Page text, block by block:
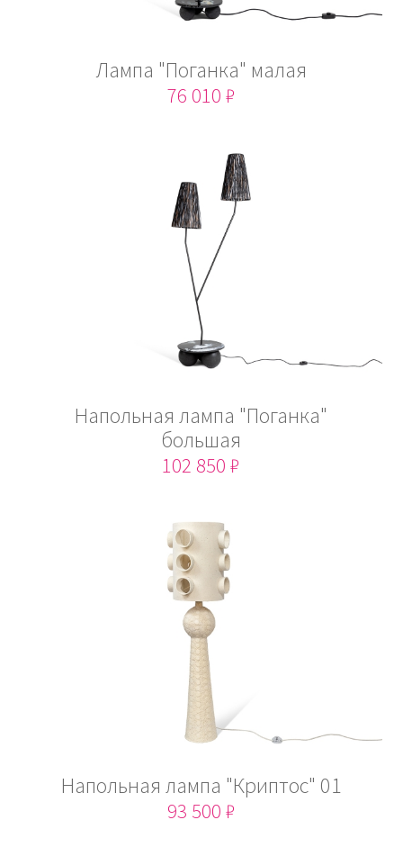
Лампа "Поганка" малая
76 010 ₽
Напольная лампа "Поганка"
большая
102 850 ₽
Напольная лампа "Криптос" 01
93 500 ₽